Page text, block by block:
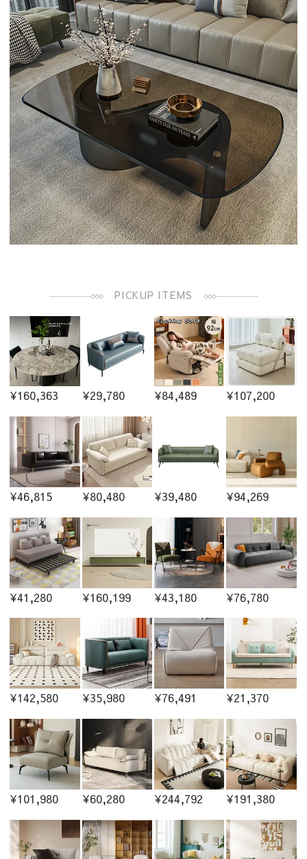
PICKUP ITEMS
¥160,363 ¥29,780 ¥84,489 ¥107,200
¥46,815 ¥80,480 ¥39,480 ¥94,269
¥41,280 ¥160,199 ¥43,180 ¥76,780
¥142,580 ¥35,980 ¥76,491 ¥21,370
¥101,980 ¥60,280 ¥244,792 ¥191,380